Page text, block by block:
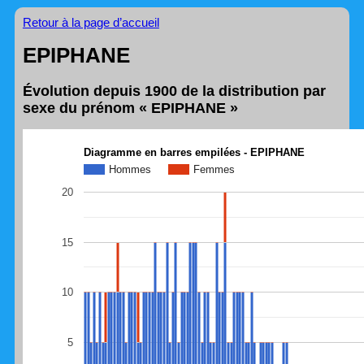
Retour à la page d’accueil
EPIPHANE
Évolution depuis 1900 de la distribution par
sexe du prénom « EPIPHANE »
Diagramme en barres empilées - EPIPHANE
Hommes
Femmes
5
10
15
20